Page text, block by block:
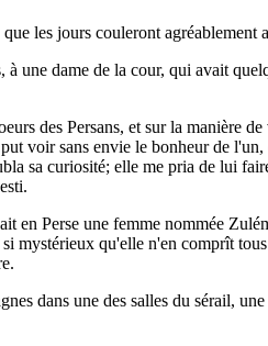
les jours couleront agréablement
à une dame de la cour, qui avait
des Persans, et sur la manière
voir sans envie le bonheur de
sa curiosité; elle me pria de lui
en Perse une femme nommée
mystérieux qu'elle n'en comprît
dans une des salles du sérail,